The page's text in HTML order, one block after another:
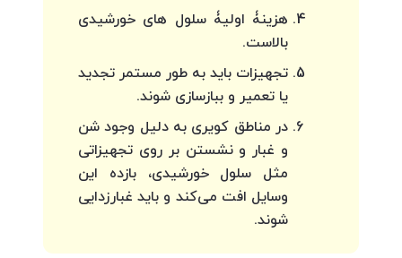
هزینۀ اولیۀ سلول های خورشیدی
بالاست.
تجهیزات باید به طور مستمر تجدید
یا تعمیر و ببازسازی شوند.
در مناطق کویری به دلیل وجود شن
و غبار و نشستن بر روی تجهیزاتی
مثل سلول خورشیدی، بازده این
وسایل افت می‌کند و باید غبارزدایی
شوند.